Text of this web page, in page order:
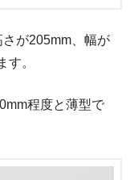
が205mm、幅が
す。
程度と薄型で